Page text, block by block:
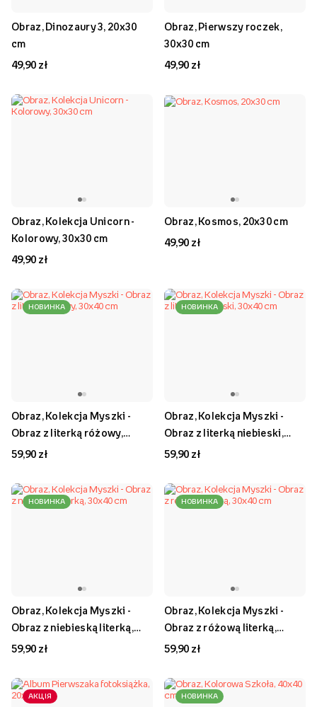
Obraz, Dinozaury 3, 20x30
cm
49,90 zł
Obraz, Pierwszy roczek,
30x30 cm
49,90 zł
Obraz, Kolekcja Unicorn -
Kolorowy, 30x30 cm
49,90 zł
Obraz, Kosmos, 20x30 cm
49,90 zł
НОВИНКА
Obraz, Kolekcja Myszki -
Obraz z literką różowy,
30x40 cm
59,90 zł
НОВИНКА
Obraz, Kolekcja Myszki -
Obraz z literką niebieski,
30x40 cm
59,90 zł
НОВИНКА
Obraz, Kolekcja Myszki -
Obraz z niebieską literką,
30x40 cm
59,90 zł
НОВИНКА
Obraz, Kolekcja Myszki -
Obraz z różową literką,
30x40 cm
59,90 zł
АКЦІЯ НОВИНКА